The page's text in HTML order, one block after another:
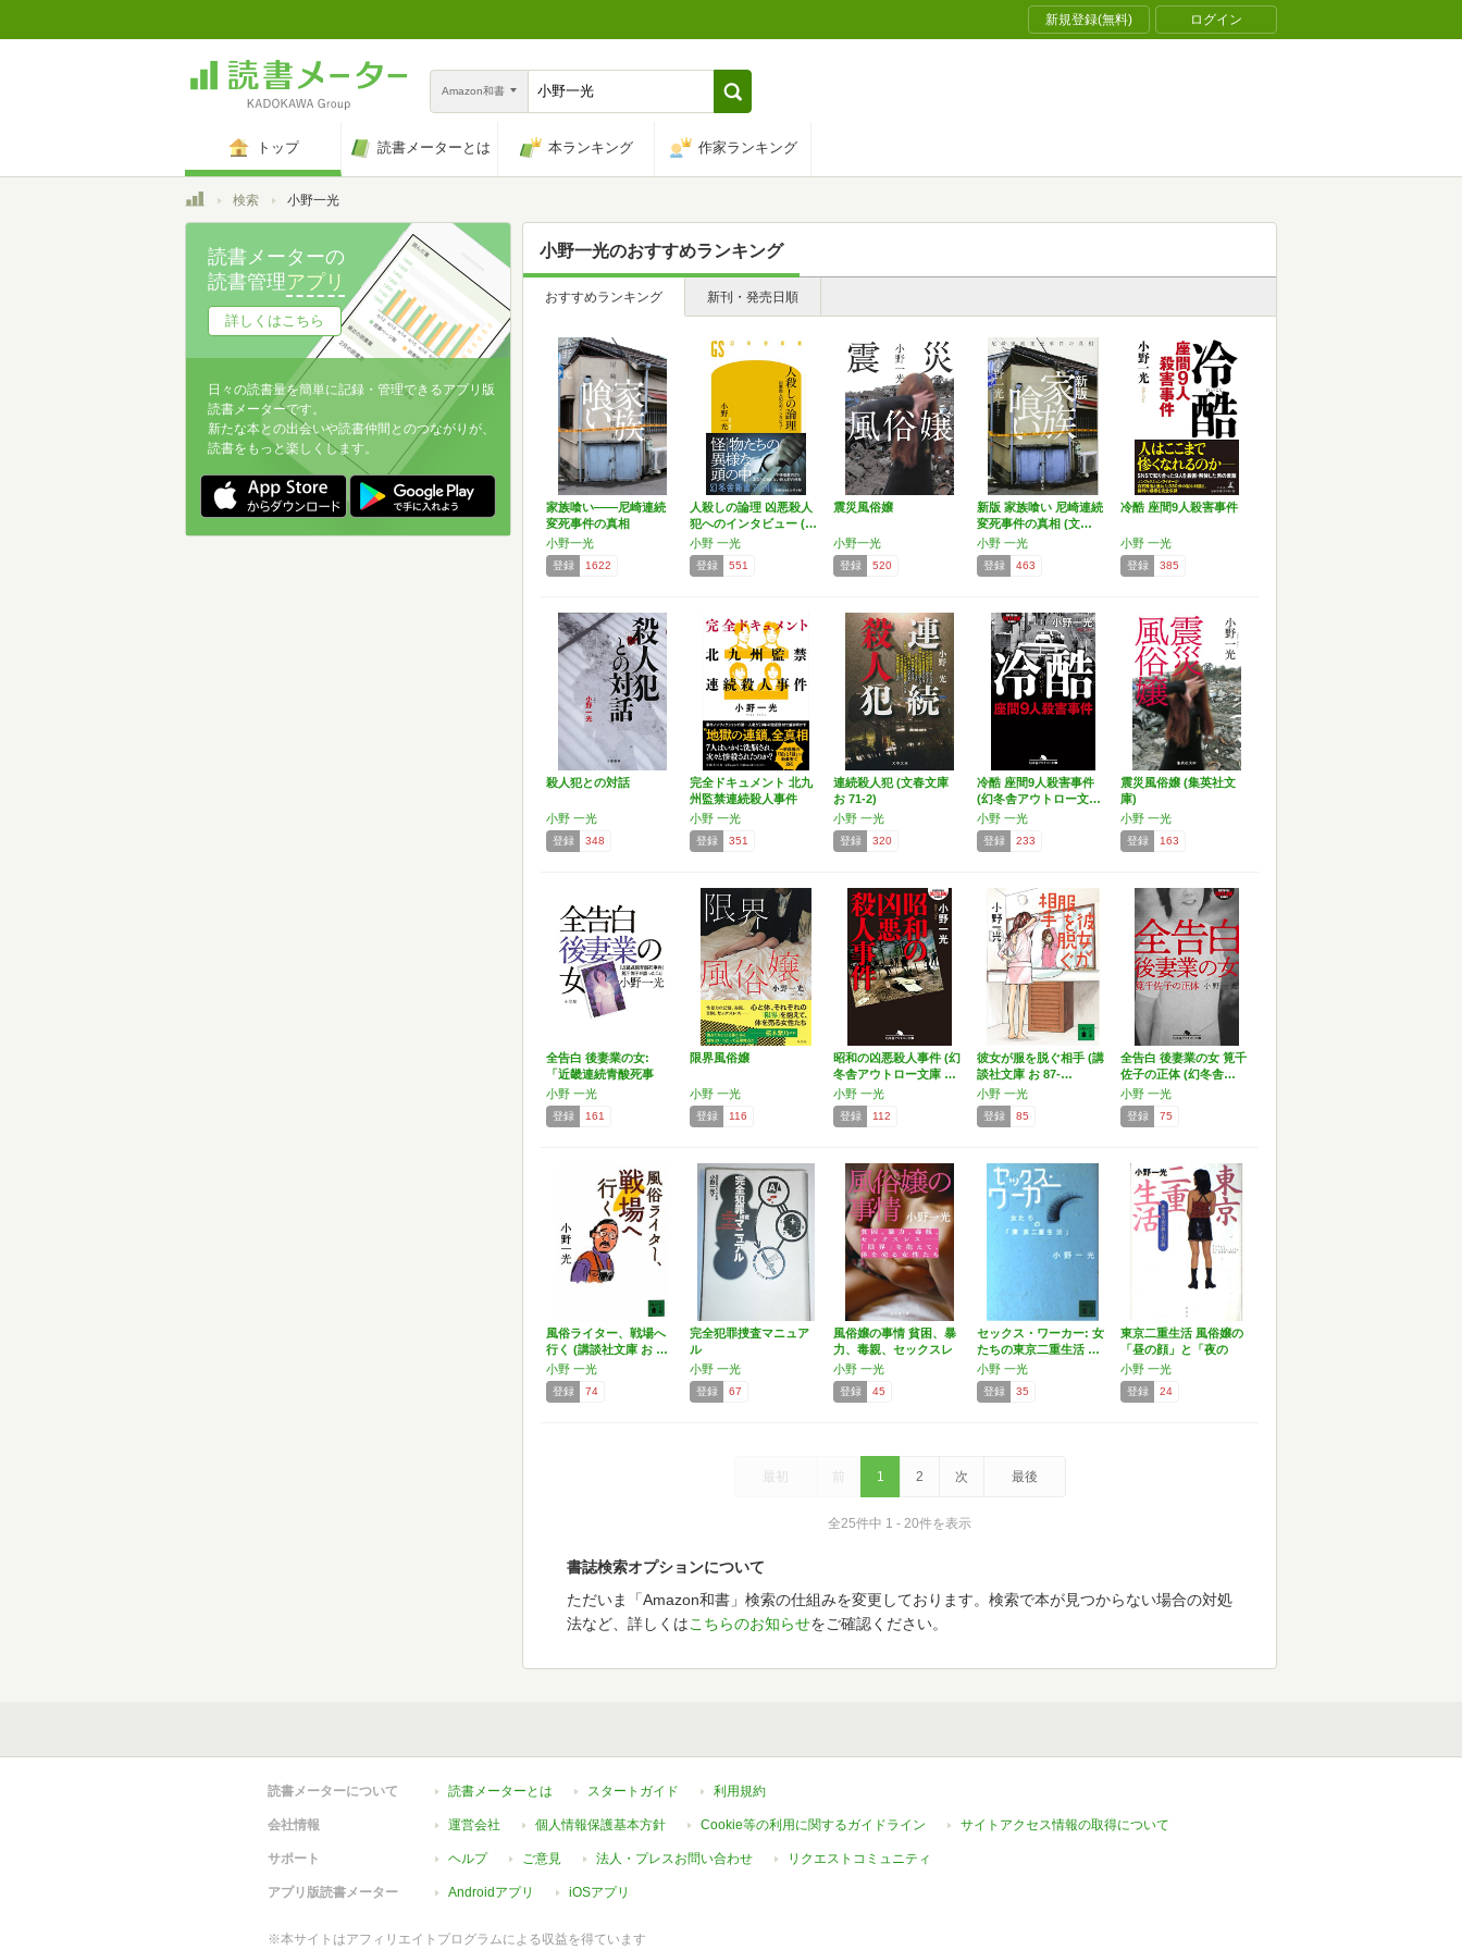
新規登録(無料) ログイン
Amazon和書
トップ 読書メーターとは 本ランキング 作家ランキング
トップ検索 小野一光
小野一光のおすすめランキング
おすすめランキング 新刊・発売日順
家族喰い――尼崎連続
変死事件の真相
小野一光
登録 1622
人殺しの論理 凶悪殺人
犯へのインタビュー (…
小野 一光
登録 551
震災風俗嬢
小野一光
登録 520
新版 家族喰い 尼崎連続
変死事件の真相 (文…
小野 一光
登録 463
冷酷 座間9人殺害事件
小野 一光
登録 385
殺人犯との対話
小野 一光
登録 348
完全ドキュメント 北九
州監禁連続殺人事件
小野 一光
登録 351
連続殺人犯 (文春文庫
お 71-2)
小野 一光
登録 320
冷酷 座間9人殺害事件
(幻冬舎アウトロー文…
小野 一光
登録 233
震災風俗嬢 (集英社文
庫)
小野 一光
登録 163
全告白 後妻業の女:
「近畿連続青酸死事
件」…
小野 一光
登録 161
限界風俗嬢
小野 一光
登録 116
昭和の凶悪殺人事件 (幻
冬舎アウトロー文庫 …
小野 一光
登録 112
彼女が服を脱ぐ相手 (講
談社文庫 お 87-…
小野 一光
登録 85
全告白 後妻業の女 筧千
佐子の正体 (幻冬舎…
小野 一光
登録 75
風俗ライター、戦場へ
行く (講談社文庫 お …
小野 一光
登録 74
完全犯罪捜査マニュア
ル
小野 一光
登録 67
風俗嬢の事情 貧困、暴
力、毒親、セックスレ
ス…
小野 一光
登録 45
セックス・ワーカー: 女
たちの東京二重生活 …
小野 一光
登録 35
東京二重生活 風俗嬢の
「昼の顔」と「夜の
顔」
小野 一光
登録 24
最初 前 1 2 次 最後
全25件中 1 - 20件を表示
書誌検索オプションについて
ただいま「Amazon和書」検索の仕組みを変更しております。検索で本が見つからない場合の対処
法など、詳しくはこちらのお知らせをご確認ください。
読書メーターの
読書管理アプリ
詳しくはこちら
日々の読書量を簡単に記録・管理できるアプリ版
読書メーターです。
新たな本との出会いや読書仲間とのつながりが、
読書をもっと楽しくします。
読書メーターについて 読書メーターとは スタートガイド 利用規約
会社情報 運営会社 個人情報保護基本方針 Cookie等の利用に関するガイドライン サイトアクセス情報の取得について
サポート ヘルプ ご意見 法人・プレスお問い合わせ リクエストコミュニティ
アプリ版読書メーター Androidアプリ iOSアプリ
※本サイトはアフィリエイトプログラムによる収益を得ています